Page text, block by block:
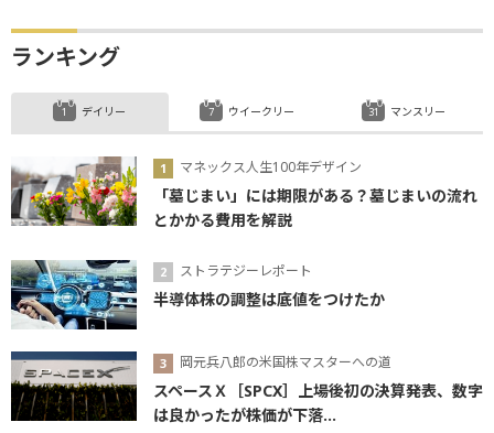
ランキング
デイリー
マネックス人生100年デザイン
「墓じまい」には期限がある？墓じまいの流れ
とかかる費用を解説
ストラテジーレポート
半導体株の調整は底値をつけたか
岡元兵八郎の米国株マスターへの道
スペースＸ［SPCX］上場後初の決算発表、数字
は良かったが株価が下落...
ウイークリー マンスリー